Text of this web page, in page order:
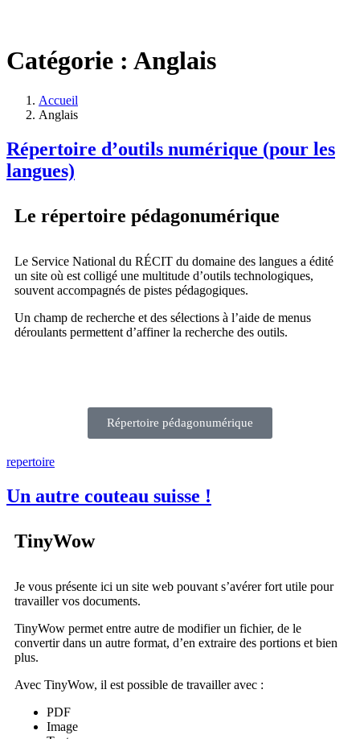
Catégorie : Anglais
Accueil
Anglais
Répertoire d’outils numérique (pour les
langues)
Le répertoire pédagonumérique
Le Service National du RÉCIT du domaine des langues a édité
un site où est colligé une multitude d’outils technologiques,
souvent accompagnés de pistes pédagogiques.
Un champ de recherche et des sélections à l’aide de menus
déroulants permettent d’affiner la recherche des outils.
Répertoire pédagonumérique
repertoire
Un autre couteau suisse !
TinyWow
Je vous présente ici un site web pouvant s’avérer fort utile pour
travailler vos documents.
TinyWow permet entre autre de modifier un fichier, de le
convertir dans un autre format, d’en extraire des portions et bien
plus.
Avec TinyWow, il est possible de travailler avec :
PDF
Image